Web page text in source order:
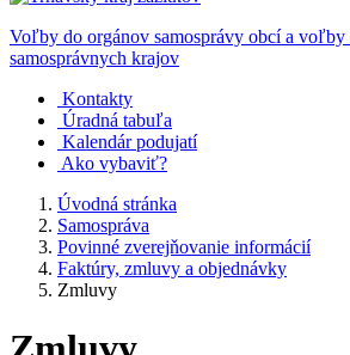
Voľby do orgánov samosprávy obcí a voľby
samosprávnych krajov
Kontakty
Úradná tabuľa
Kalendár podujatí
Ako vybaviť?
Úvodná stránka
Samospráva
Povinné zverejňovanie informácií
Faktúry, zmluvy a objednávky
Zmluvy